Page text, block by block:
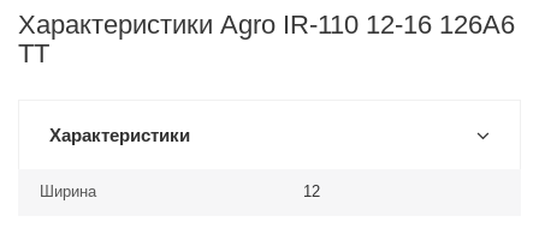
Характеристики Agro IR-110 12-16 126A6
TT
Характеристики
Ширина 12